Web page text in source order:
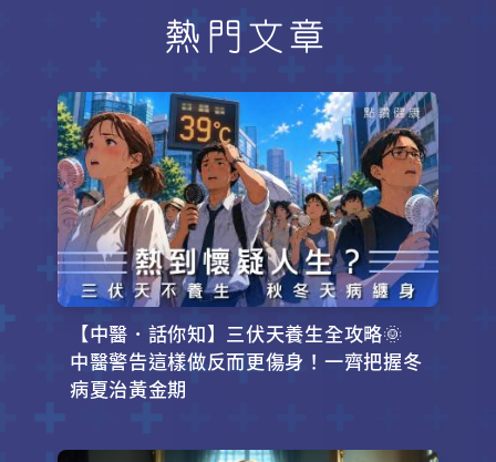
熱門文章
【中醫．話你知】三伏天養生全攻略🌞
中醫警告這樣做反而更傷身！一齊把握冬
病夏治黃金期